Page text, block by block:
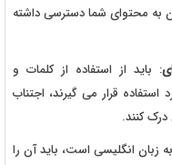
به محتوای شما دسترسی داشته
: باید از استفاده از کلمات و
قرار می گیرند، اجتناب
کنند.
انگلیسی است، باید آن را